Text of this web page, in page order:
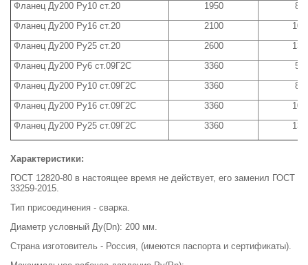
Фланец Ду200 Ру10 ст.20
1950
Фланец Ду200 Ру16 ст.20
2100
Фланец Ду200 Ру25 ст.20
2600
Фланец Ду200 Ру6 ст.09Г2С
3360
Фланец Ду200 Ру10 ст.09Г2С
3360
Фланец Ду200 Ру16 ст.09Г2С
3360
Фланец Ду200 Ру25 ст.09Г2С
3360
Характеристики:
ГОСТ 12820-80 в настоящее время не действует, его заменил ГОСТ
33259-2015.
Тип присоединения - сварка.
Диаметр условный Ду(Dn): 200 мм.
Страна изготовитель - Россия, (имеются паспорта и сертификаты).